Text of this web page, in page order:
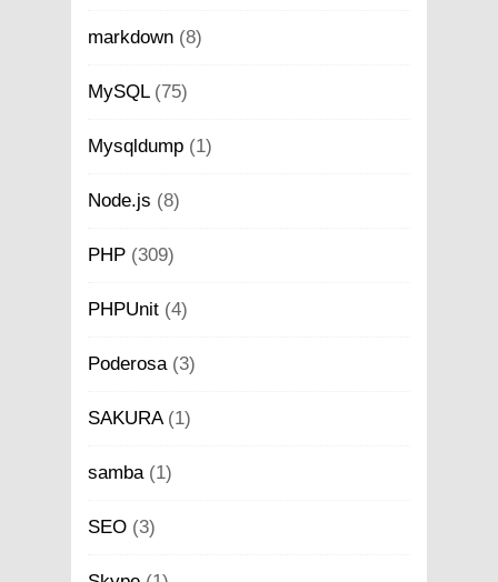
markdown (8)
MySQL(75)
Mysqldump (1)
Node.js (8)
PHP (309)
PHPUnit (4)
Poderosa(3)
SAKURA(1)
samba(1)
SEO (3)